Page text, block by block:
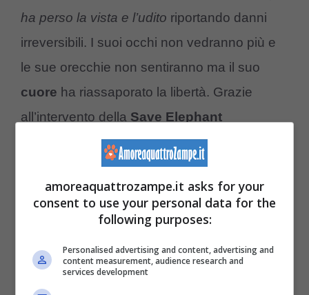
ha perso la vista e l’udito riportando danni
irreversibili. I suoi occhi non vedranno più e
le sue orecchie non sentiranno ma il suo
cuore ha riassaporato la libertà. Grazie
all’intervento della Save Elephant
, l’elefantina è stata finalmente
portata in salvo.
LEGGI ANCHE >>>Il musicista suona il
VIDEO
amoreaquattrozampe.it asks for your
consent to use your personal data for the
following purposes:
Personalised advertising and content, advertising and
content measurement, audience research and
services development